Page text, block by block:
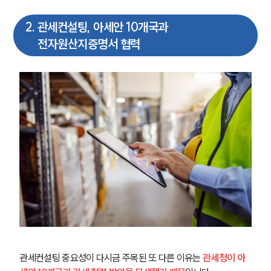
2. 관세컨설팅, 아세안 10개국과
전자원산지증명서 협력
관세컨설팅 중요성이 다시금 주목된 또 다른 이유는 관세청이 아